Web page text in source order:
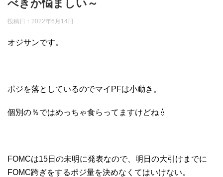
べきか悩ましい～
投稿日： 2022年6月14日
オジサンです。
ポジを落としているのでマイPFは小動き。
個別の％ではめっちゃ食らってますけどね💧
FOMCは15日の未明に発表なので、明日の大引けまでに
FOMC跨ぎをするポジ量を決めなくてはいけない。